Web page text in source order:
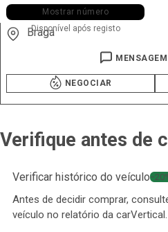
+351 913 ••• •96
Mostrar número
Disponível após registo
Braga
NEGOCIAR
Verifique antes de
Verificar histórico do veículo
Antes de decidir comprar,
veículo no relatório da carVertical.